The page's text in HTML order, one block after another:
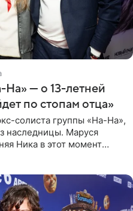
На» — о 13-летней
по стопам отца»
солиста группы «На-На»,
наследницы. Маруся
Ника в этот момент